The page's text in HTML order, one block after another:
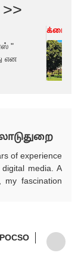
"
என
க்ரைம்
of experience
media. A
my fascination
with
I entered
of digital
POCSO